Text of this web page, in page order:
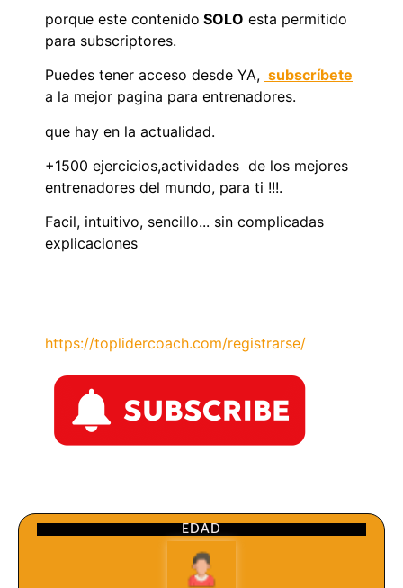
porque este contenido SOLO esta permitido
para subscriptores.
Puedes tener acceso desde YA, subscríbete
a la mejor pagina para entrenadores.
que hay en la actualidad.
+1500 ejercicios,actividades de los mejores
entrenadores del mundo, para ti !!!.
Facil, intuitivo, sencillo... sin complicadas
explicaciones
https://toplidercoach.com/registrarse/
EDAD